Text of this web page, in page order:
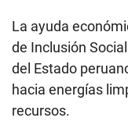
La ayuda
de Inclusión
del Estado
hacia energías
recursos.